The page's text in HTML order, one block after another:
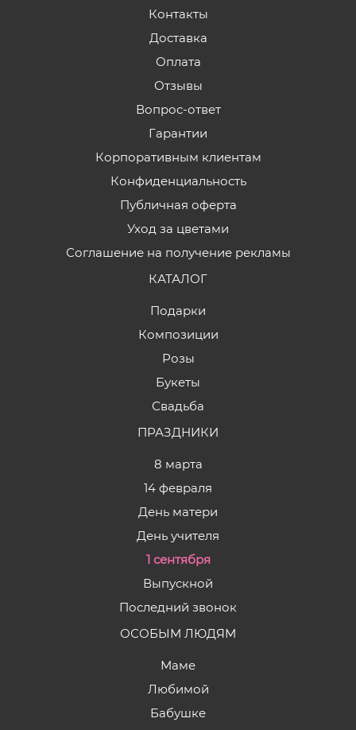
Контакты
Доставка
Оплата
Отзывы
Вопрос-ответ
Гарантии
Корпоративным клиентам
Конфиденциальность
Публичная оферта
Уход за цветами
Соглашение на получение рекламы
КАТАЛОГ
Подарки
Композиции
Розы
Букеты
Свадьба
ПРАЗДНИКИ
8 марта
14 февраля
День матери
День учителя
1 сентября
Выпускной
Последний звонок
ОСОБЫМ ЛЮДЯМ
Маме
Любимой
Бабушке